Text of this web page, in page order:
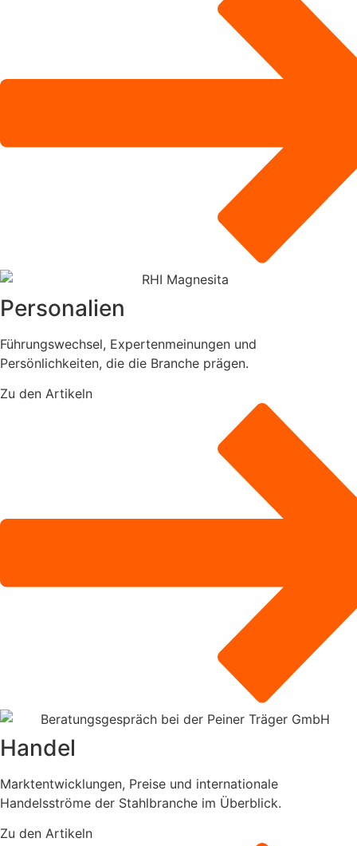
Personalien
Führungswechsel, Expertenmeinungen und
Persönlichkeiten, die die Branche prägen.
Zu den Artikeln
Handel
Marktentwicklungen, Preise und internationale
Handelsströme der Stahlbranche im Überblick.
Zu den Artikeln